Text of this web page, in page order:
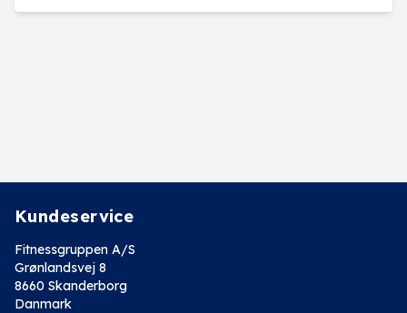
Kundeservice
Fitnessgruppen A/S
Grønlandsvej 8
8660 Skanderborg
Danmark